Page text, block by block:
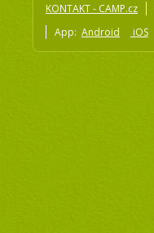
KONTAKT - CAMP.cz
App: Android iOS